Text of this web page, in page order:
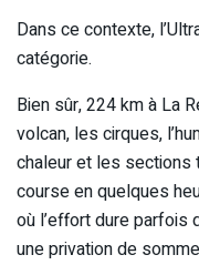
Dans ce contexte,
catégorie.
Bien sûr, 224 km à La
volcan, les cirques,
chaleur et les sections
course en quelques
où l’effort dure parfois
une privation de